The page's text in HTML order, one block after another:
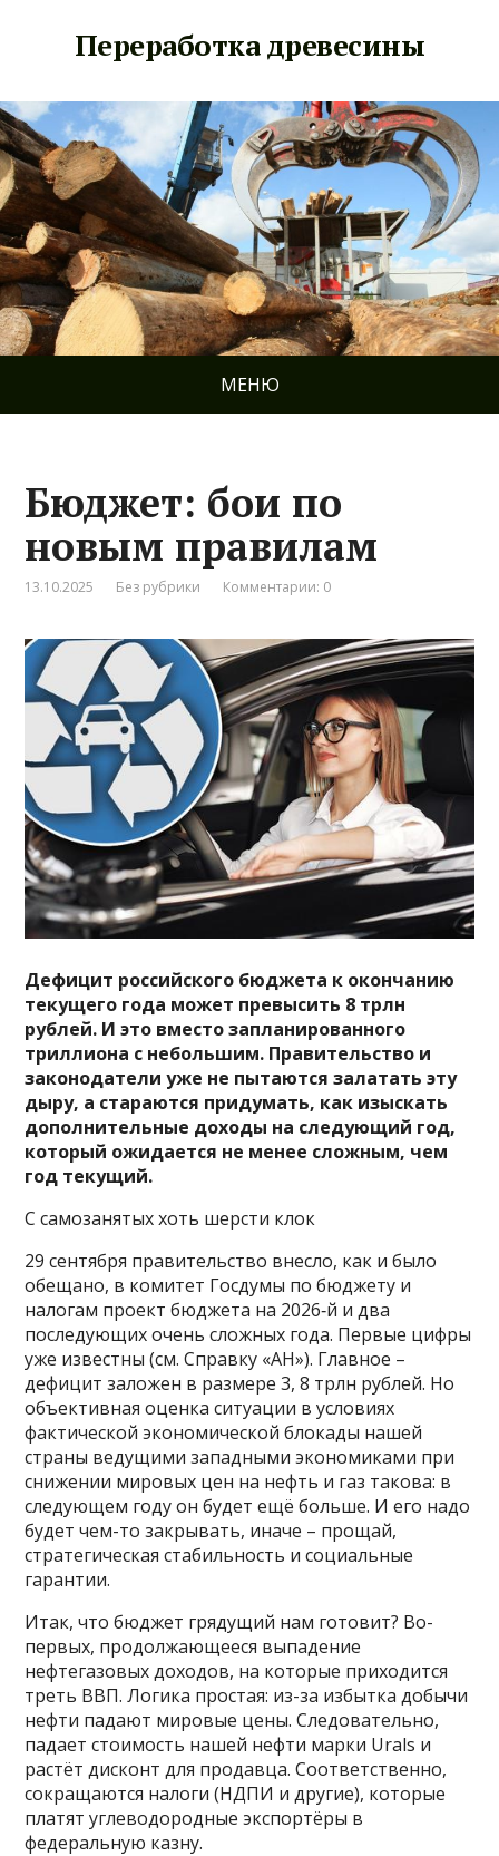
Переработка древесины
МЕНЮ
Бюджет: бои по
новым правилам
13.10.2025 Без рубрики Комментарии: 0
Дефицит российского бюджета к окончанию
текущего года может превысить 8 трлн
рублей. И это вместо запланированного
триллиона с небольшим. Правительство и
законодатели уже не пытаются залатать эту
дыру, а стараются придумать, как изыскать
дополнительные доходы на следующий год,
который ожидается не менее сложным, чем
год текущий.
С самозанятых хоть шерсти клок
29 сентября правительство внесло, как и было
обещано, в комитет Госдумы по бюджету и
налогам проект бюджета на 2026‑й и два
последующих очень сложных года. Первые цифры
уже известны (см. Справку «АН»). Главное –
дефицит заложен в размере 3, 8 трлн рублей. Но
объективная оценка ситуации в условиях
фактической экономической блокады нашей
страны ведущими западными экономиками при
снижении мировых цен на нефть и газ такова: в
следующем году он будет ещё больше. И его надо
будет чем-то закрывать, иначе – прощай,
стратегическая стабильность и социальные
гарантии.
Итак, что бюджет грядущий нам готовит? Во-
первых, продолжающееся выпадение
нефтегазовых доходов, на которые приходится
треть ВВП. Логика простая: из-за избытка добычи
нефти падают мировые цены. Следовательно,
падает стоимость нашей нефти марки Urals и
растёт дисконт для продавца. Соответственно,
сокращаются налоги (НДПИ и другие), которые
платят углеводородные экспортёры в
федеральную казну.